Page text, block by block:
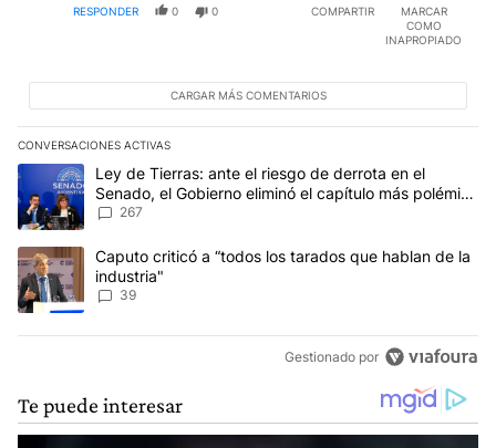
RESPONDER 0 0 COMPARTIR
MARCAR
COMO
INAPROPIADO
CARGAR MÁS COMENTARIOS
CONVERSACIONES ACTIVAS
Este listado muestra los artículos con más comentarios en los
Un artículo de tendencia con el título "Ley de Tierras: ante el
Ley de Tierras: ante el riesgo de derrota en el
Senado, el Gobierno eliminó el capítulo más polémico
del proyecto
267
Un artículo de tendencia con el título "Caputo criticó a “todos
Caputo criticó a “todos los tarados que hablan de la
industria"
39
Gestionado por